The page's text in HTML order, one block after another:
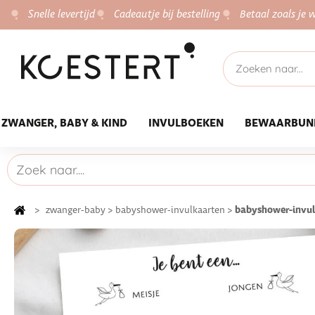
Snelle levertijd Cadeautje bij bestelling Betaal zoals je
ZWANGER, BABY & KIND INVULBOEKEN
> zwanger-baby > babyshower-invulkaarten > babyshower-